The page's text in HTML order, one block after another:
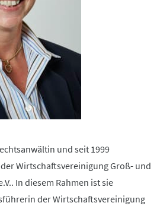
und seit 1999
Wirtschaftsvereinigung Groß- und
In diesem Rahmen ist sie
der Wirtschaftsvereinigung